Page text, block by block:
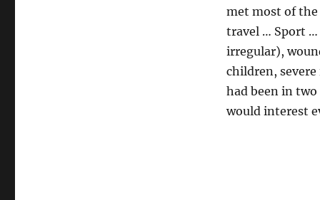
met most of
travel … Sport …
irregular),
children,
had been in
would interest